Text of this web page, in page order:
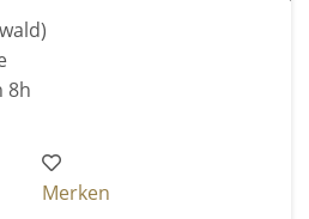
8h
Merken